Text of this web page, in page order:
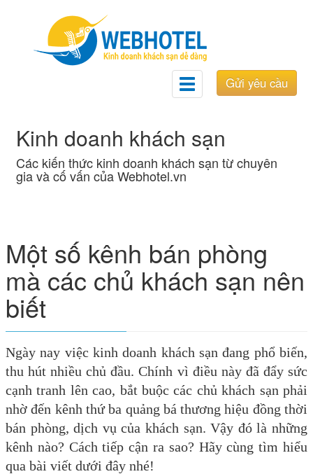
Gửi yêu cầu
Toggle
navigation
Kinh doanh khách sạn
Các kiến thức kinh doanh khách sạn từ chuyên
gia và cố vấn của Webhotel.vn
Một số kênh bán phòng
mà các chủ khách sạn nên
biết
Ngày nay việc kinh doanh khách sạn đang phổ biến,
thu hút nhiều chủ đầu. Chính vì điều này đã đẩy sức
cạnh tranh lên cao, bắt buộc các chủ khách sạn phải
nhờ đến kênh thứ ba quảng bá thương hiệu đồng thời
bán phòng, dịch vụ của khách sạn. Vậy đó là những
kênh nào? Cách tiếp cận ra sao? Hãy cùng tìm hiểu
qua bài viết dưới đây nhé!